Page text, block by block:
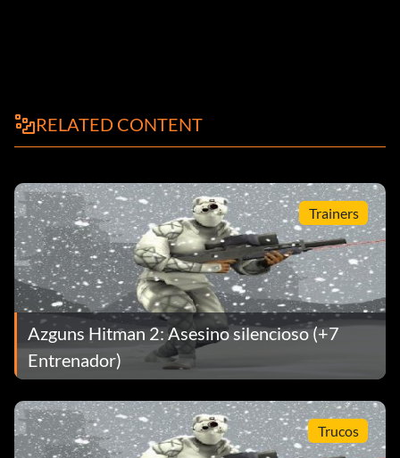
RELATED CONTENT
Trainers
Azguns Hitman 2: Asesino silencioso (+7
Entrenador)
Trucos